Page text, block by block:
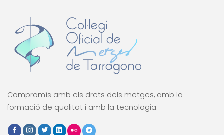
Compromís amb els drets dels metges, amb la
formació de qualitat i amb la tecnologia.